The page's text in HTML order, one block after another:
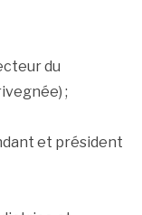
du
;
et président